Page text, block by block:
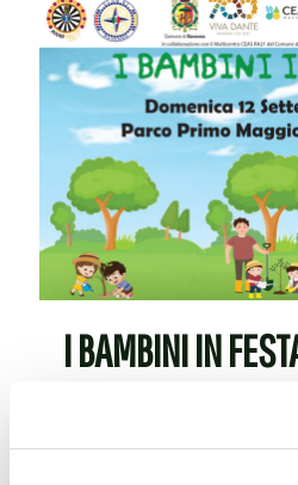
I BAMBINI IN
Parco Primo
Ghiaia